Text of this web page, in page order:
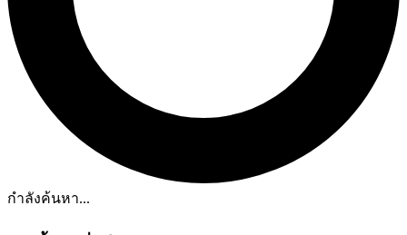
กำลังค้นหา...